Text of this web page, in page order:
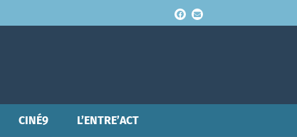
CINÉ9 L’ENTRE’ACT